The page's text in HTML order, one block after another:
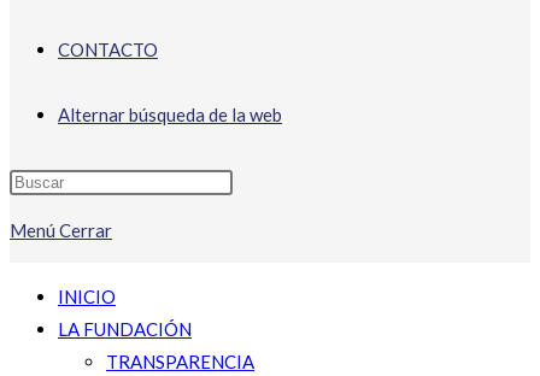
CONTACTO
Alternar búsqueda de la web
Menú Cerrar
INICIO
LA FUNDACIÓN
TRANSPARENCIA